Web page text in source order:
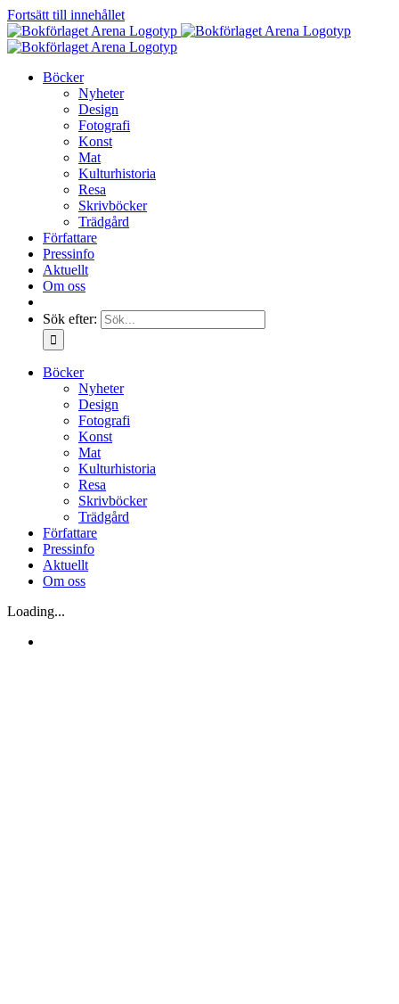
Fortsätt till innehållet
Böcker
Nyheter
Design
Fotografi
Konst
Mat
Kulturhistoria
Resa
Skrivböcker
Trädgård
Författare
Pressinfo
Aktuellt
Om oss
Sök efter:
Böcker
Nyheter
Design
Fotografi
Konst
Mat
Kulturhistoria
Resa
Skrivböcker
Trädgård
Författare
Pressinfo
Aktuellt
Om oss
Loading...